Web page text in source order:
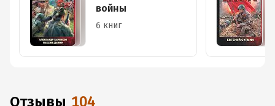
войны
6 книг
Отзывы 104